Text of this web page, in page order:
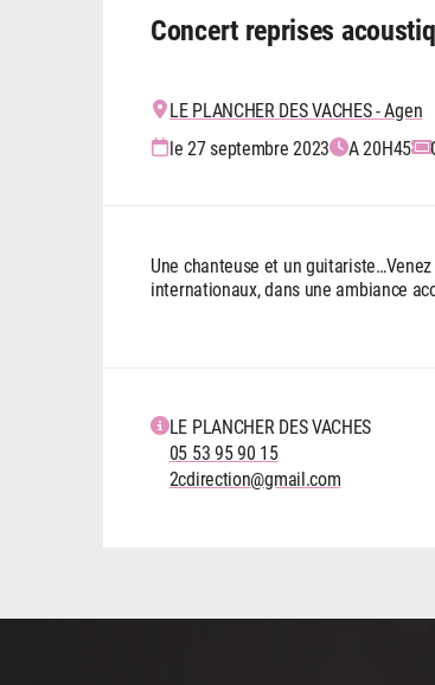
Concert reprises
LE PLANCHER DES VACHES - Agen
le 27 septembre 2023
A 20H45
Une chanteuse et un
internationaux, dans une ambiance
LE PLANCHER DES VACHES
05 53 95 90 15
2cdirection@gmail.com